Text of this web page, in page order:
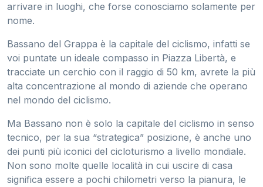
arrivare in luoghi, che forse conosciamo solamente per
nome.
Bassano del Grappa è la capitale del ciclismo, infatti se
voi puntate un ideale compasso in Piazza Libertà, e
tracciate un cerchio con il raggio di 50 km, avrete la più
alta concentrazione al mondo di aziende che operano
nel mondo del ciclismo.
Ma Bassano non è solo la capitale del ciclismo in senso
tecnico, per la sua “strategica” posizione, è anche uno
dei punti più iconici del cicloturismo a livello mondiale.
Non sono molte quelle località in cui uscire di casa
significa essere a pochi chilometri verso la pianura, le